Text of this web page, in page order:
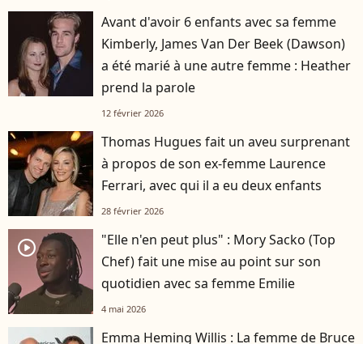
Avant d'avoir 6 enfants avec sa femme
Kimberly, James Van Der Beek (Dawson)
a été marié à une autre femme : Heather
prend la parole
12 février 2026
Thomas Hugues fait un aveu surprenant
à propos de son ex-femme Laurence
Ferrari, avec qui il a eu deux enfants
28 février 2026
player2
"Elle n'en peut plus" : Mory Sacko (Top
Chef) fait une mise au point sur son
quotidien avec sa femme Emilie
4 mai 2026
Emma Heming Willis : La femme de Bruce